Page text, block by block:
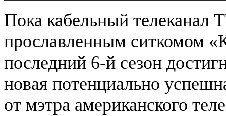
Пока кабельный телеканал
прославленным ситкомом
последний 6-й сезон
новая потенциально
от мэтра американского